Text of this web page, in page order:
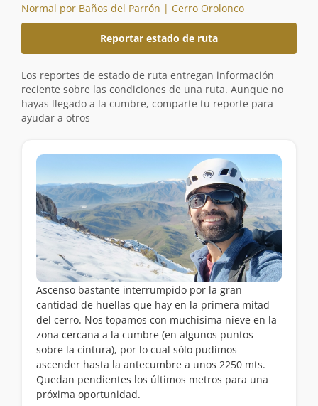
Normal por Baños del Parrón | Cerro Orolonco
Reportar estado de ruta
Los reportes de estado de ruta entregan información
reciente sobre las condiciones de una ruta. Aunque no
hayas llegado a la cumbre, comparte tu reporte para
ayudar a otros
Ascenso bastante interrumpido por la gran
cantidad de huellas que hay en la primera mitad
del cerro. Nos topamos con muchísima nieve en la
zona cercana a la cumbre (en algunos puntos
sobre la cintura), por lo cual sólo pudimos
ascender hasta la antecumbre a unos 2250 mts.
Quedan pendientes los últimos metros para una
próxima oportunidad.